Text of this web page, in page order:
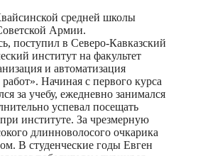
средней школы
Армии.
поступил в Северо-Кавказский
институт на факультет
и автоматизация
Начиная с первого курса
за учебу, ежедневно занимался
успевал посещать
институте. За чрезмерную
длинноволосого очкарика
В студенческие годы Евген